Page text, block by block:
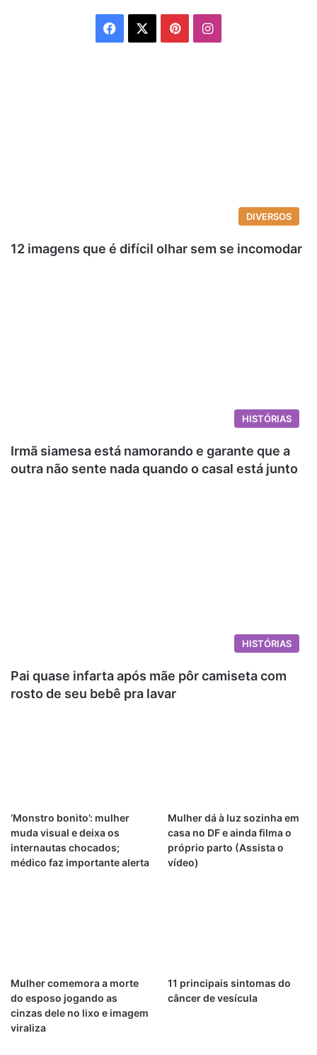
Facebook PinterestInstagram
DIVERSOS
12 imagens que é difícil olhar sem se incomodar
HISTÓRIAS
Irmã siamesa está namorando e garante que a
outra não sente nada quando o casal está junto
HISTÓRIAS
Pai quase infarta após mãe pôr camiseta com
rosto de seu bebê pra lavar
‘Monstro bonito’: mulher
muda visual e deixa os
internautas chocados;
médico faz importante alerta
Mulher dá à luz sozinha em
casa no DF e ainda filma o
próprio parto (Assista o
vídeo)
Mulher comemora a morte
do esposo jogando as
cinzas dele no lixo e imagem
viraliza
11 principais sintomas do
câncer de vesícula